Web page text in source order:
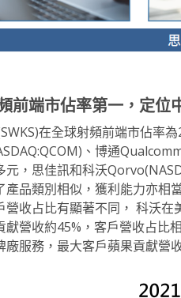
前端市佔率第一，定
在全球射頻前端市佔率
、博通
元，思佳訊和科沃
產品類別相似，獲利能力亦相
營收占比有顯著不同， 科沃在
獻營收約45%，客戶營收占比
廠服務，最大客戶蘋果貢獻營